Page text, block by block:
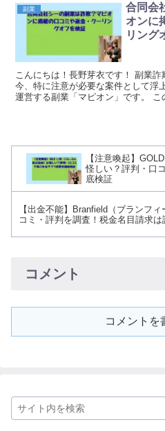
副業
合同会
オンに
リング
こんにちは！長野芽衣です！ 副業
今、特に注意が必要な案件として浮
運営する副業「マピオン」です。
【注意喚起】
怪しい？評判・口
底検証
【出金不能】Branfield（ブランフィ
コミ・評判を調査！税金名目請求
コメント
コメントを